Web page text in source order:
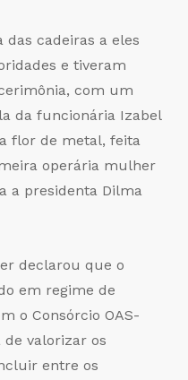
das cadeiras a eles
e tiveram
com um
da funcionária Izabel
flor de metal, feita
operária mulher
a presidenta Dilma
declarou que o
em regime de
o Consórcio OAS-
de valorizar os
entre os